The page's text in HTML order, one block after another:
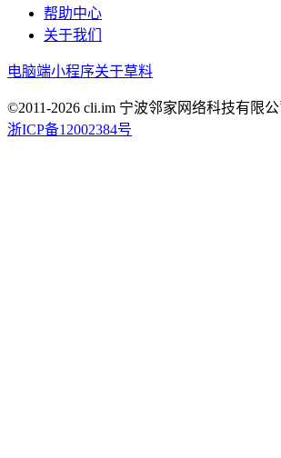
帮助中心
关于我们
电脑端小程序关于草料
©2011-2026 cli.im 宁波邻家网络科技有限公
浙ICP备12002384号